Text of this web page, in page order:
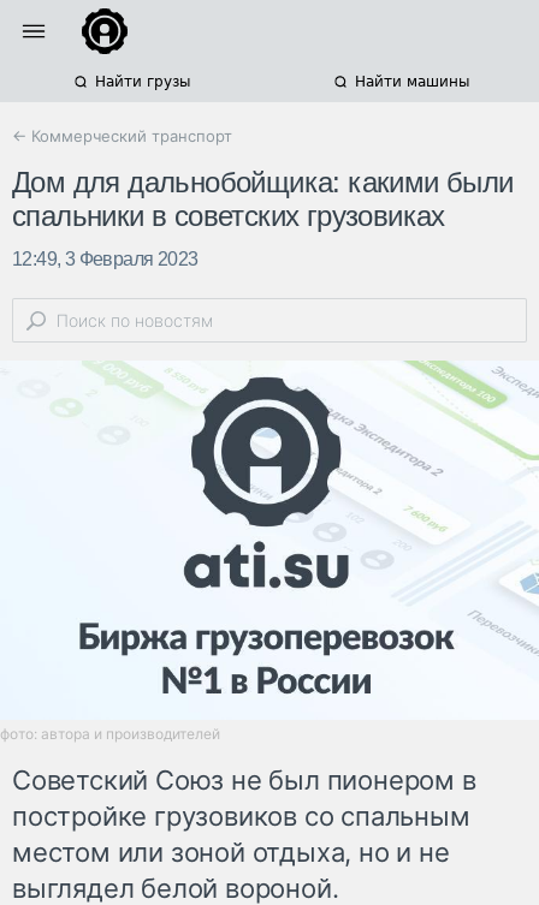
Найти грузы Найти машины
← Коммерческий транспорт
Дом для дальнобойщика: какими были
спальники в советских грузовиках
12:49, 3 Февраля 2023
фото: автора и производителей
Советский Союз не был пионером в
постройке грузовиков со спальным
местом или зоной отдыха, но и не
выглядел белой вороной.